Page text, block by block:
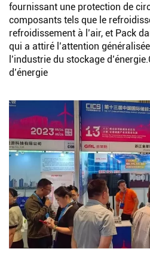
fournissant une protection de
composants tels que le
refroidissement à l’air, et Pack
qui a attiré l’attention
l’industrie du stockage
d’énergie